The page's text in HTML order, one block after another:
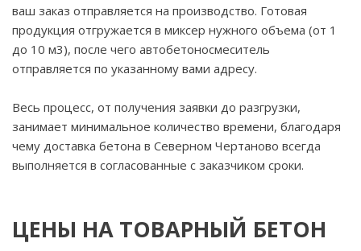
ваш заказ отправляется на производство. Готовая
продукция отгружается в миксер нужного объема (от 1
до 10 м3), после чего автобетоносмеситель
отправляется по указанному вами адресу.
Весь процесс, от получения заявки до разгрузки,
занимает минимальное количество времени, благодаря
чему доставка бетона в Северном Чертаново всегда
выполняется в согласованные с заказчиком сроки.
ЦЕНЫ НА ТОВАРНЫЙ БЕТОН